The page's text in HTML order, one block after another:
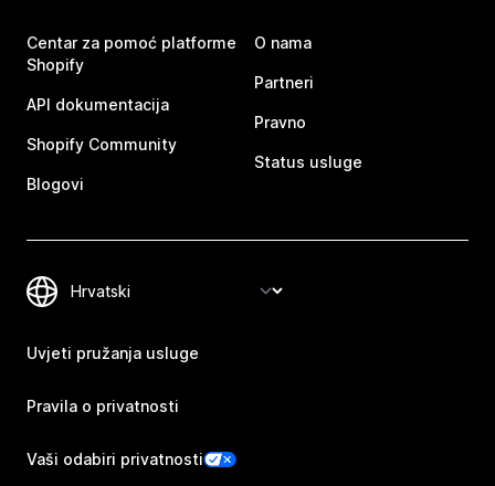
Centar za pomoć platforme
Shopify
API dokumentacija
Shopify Community
Blogovi
O nama
Partneri
Pravno
Status usluge
Uvjeti pružanja usluge
Pravila o privatnosti
Vaši odabiri privatnosti